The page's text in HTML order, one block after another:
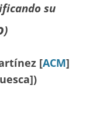
su
)
[ACM]